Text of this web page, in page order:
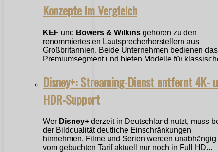
Konzepte im Vergleich
KEF und Bowers & Wilkins gehören zu den
renommiertesten Lautsprecherherstellern aus
Großbritannien. Beide Unternehmen bedienen das
Premiumsegment und bieten Modelle für
Disney+: Streaming-Dienst entfernt 4K-
HDR-Support
Wer Disney+ derzeit in Deutschland nutzt, muss
der Bildqualität deutliche Einschränkungen
hinnehmen. Filme und Serien werden unabhängig
vom gebuchten Tarif aktuell nur noch in Full HD...